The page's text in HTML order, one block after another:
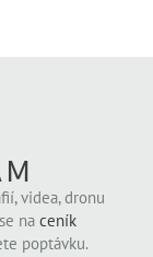
videa, dronu
na ceník
poptávku.